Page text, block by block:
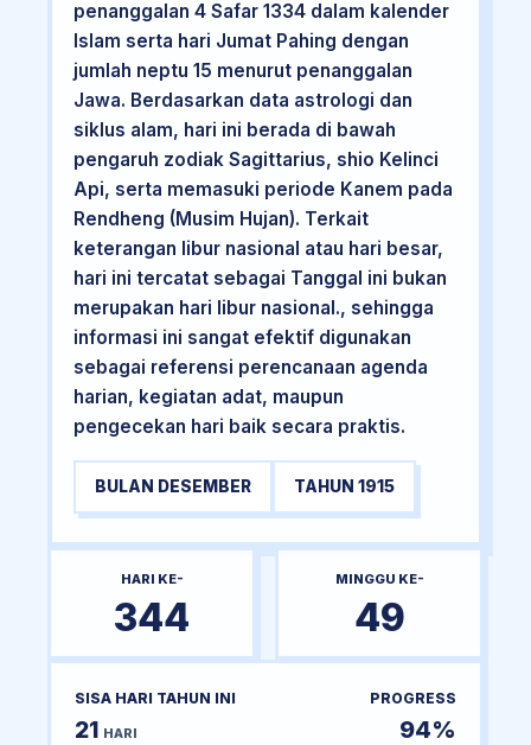
penanggalan 4 Safar 1334 dalam kalender
Islam serta hari Jumat Pahing dengan
jumlah neptu 15 menurut penanggalan
Jawa. Berdasarkan data astrologi dan
siklus alam, hari ini berada di bawah
pengaruh zodiak Sagittarius, shio Kelinci
Api, serta memasuki periode Kanem pada
Rendheng (Musim Hujan). Terkait
keterangan libur nasional atau hari besar,
hari ini tercatat sebagai Tanggal ini bukan
merupakan hari libur nasional., sehingga
informasi ini sangat efektif digunakan
sebagai referensi perencanaan agenda
harian, kegiatan adat, maupun
pengecekan hari baik secara praktis.
BULAN DESEMBER TAHUN 1915
HARI KE-
344
MINGGU KE-
49
SISA HARI TAHUN INI
21 HARI
PROGRESS
94%